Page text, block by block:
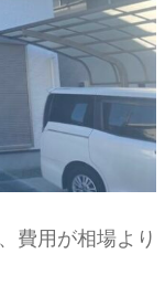
費用が相場より